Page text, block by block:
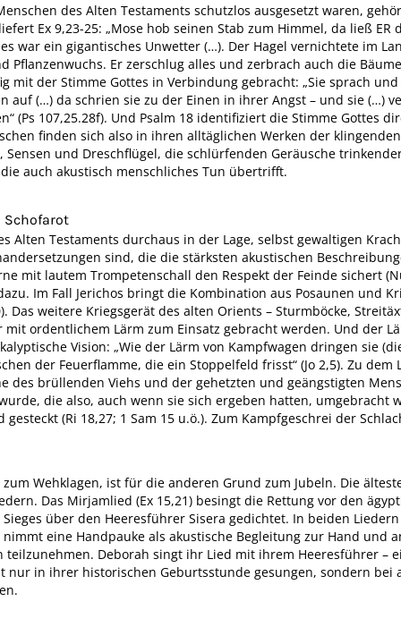
des Alten Testaments schutzlos ausgesetzt waren,
Ex 9,23-25: „Mose hob seinen Stab zum Himmel, da ließ ER
war ein gigantisches Unwetter (…). Der Hagel vernichtete im
Pflanzenwuchs. Er zerschlug alles und zerbrach auch die
mit der Stimme Gottes in Verbindung gebracht: „Sie sprach
auf (…) da schrien sie zu der Einen in ihrer Angst – und sie (…)
(Ps 107,25.28f). Und Psalm 18 identifiziert die Stimme Gottes
finden sich also in ihren alltäglichen Werken der
Sensen und Dreschflügel, die schlürfenden Geräusche
auch akustisch menschliches Tun übertrifft.
Schofarot
Alten Testaments durchaus in der Lage, selbst gewaltigen
sind, die die stärksten akustischen
mit lautem Trompetenschall den Respekt der Feinde sichert
Im Fall Jerichos bringt die Kombination aus Posaunen und
Das weitere Kriegsgerät des alten Orients – Sturmböcke,
ordentlichem Lärm zum Einsatz gebracht werden. Und der
Vision: „Wie der Lärm von Kampfwagen dringen sie
der Feuerflamme, die ein Stoppelfeld frisst“ (Jo 2,5). Zu
des brüllenden Viehs und der gehetzten und geängstigten
die also, auch wenn sie sich ergeben hatten, umgebracht
(Ri 18,27; 1 Sam 15 u.ö.). Zum Kampfgeschrei der
Wehklagen, ist für die anderen Grund zum Jubeln. Die
Das Mirjamlied (Ex 15,21) besingt die Rettung vor den
über den Heeresführer Sisera gedichtet. In beiden
eine Handpauke als akustische Begleitung zur Hand und
teilzunehmen. Deborah singt ihr Lied mit ihrem Heeresführer –
nur in ihrer historischen Geburtsstunde gesungen, sondern bei